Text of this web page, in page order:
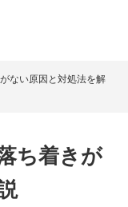
ない原因と対処法を解
ち着きが